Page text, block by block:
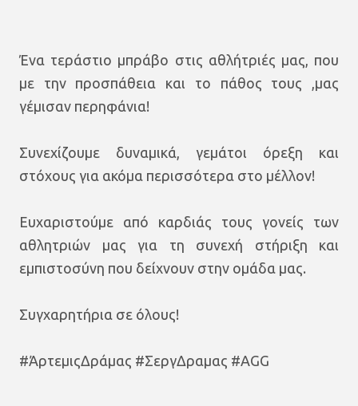
Ένα τεράστιο μπράβο στις αθλήτριές μας, που
με την προσπάθεια και το πάθος τους ,μας
γέμισαν περηφάνια!
Συνεχίζουμε δυναμικά, γεμάτοι όρεξη και
στόχους για ακόμα περισσότερα στο μέλλον!
Ευχαριστούμε από καρδιάς τους γονείς των
αθλητριών μας για τη συνεχή στήριξη και
εμπιστοσύνη που δείχνουν στην ομάδα μας.
Συγχαρητήρια σε όλους!
#ΆρτεμιςΔράμας #ΣεργΔραμας #AGG